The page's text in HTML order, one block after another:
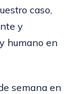
caso,
y
humano en
semana en